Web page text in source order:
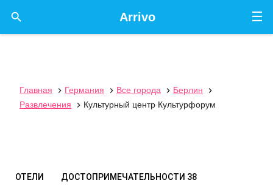
☰
Arrivo

Главная  Германия  Все города  Берлин

Развлечения
 Культурный центр Культурфорум
ОТЕЛИ ДОСТОПРИМЕЧАТЕЛЬНОСТИ 38